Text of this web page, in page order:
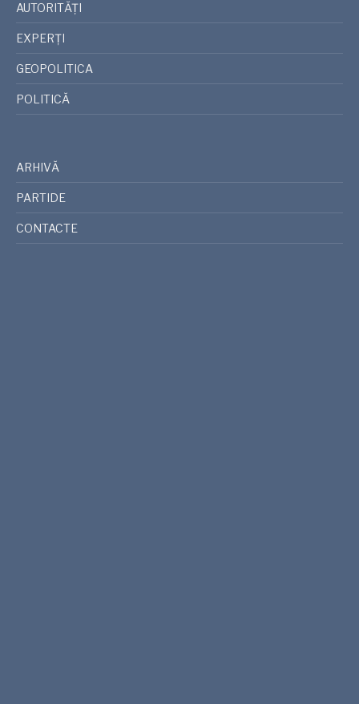
AUTORITĂȚI
EXPERȚI
GEOPOLITICA
POLITICĂ
ARHIVĂ
PARTIDE
CONTACTE